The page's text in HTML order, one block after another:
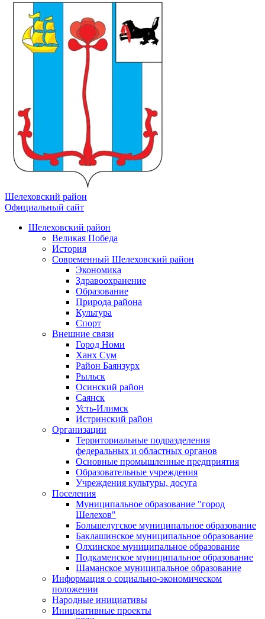
Шелеховский район
Официальный сайт
Шелеховский район
Великая Победа
История
Современный Шелеховский район
Экономика
Здравоохранение
Образование
Природа района
Культура
Спорт
Внешние связи
Город Номи
Ханх Сум
Район Баянзурх
Рыльск
Осинский район
Саянск
Усть-Илимск
Истринский район
Организации
Территориальные подразделения
федеральных и областных органов
Основные промышленные предприятия
Образовательные учреждения
Учреждения культуры, досуга
Поселения
Муниципальное образование "город
Шелехов"
Большелугское муниципальное образование
Баклашинское муниципальное образование
Олхинское муниципальное образование
Подкаменское муниципальное образование
Шаманское муниципальное образование
Информация о социально-экономическом
положении
Народные инициативы
Инициативные проекты